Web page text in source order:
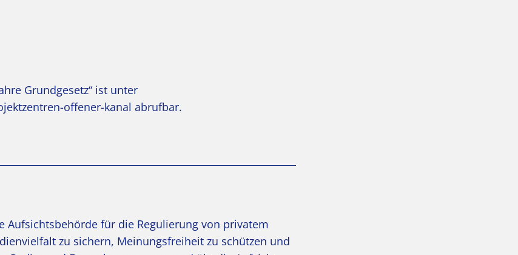
Grundgesetz“ ist unter
offener-kanal abrufbar.
Aufsichtsbehörde für die Regulierung von privatem
zu sichern, Meinungsfreiheit zu schützen und